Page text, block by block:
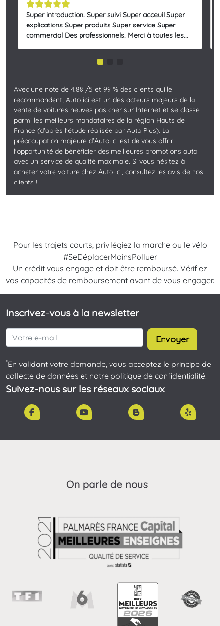
Super introduction. Super suivi Super acceuil Super
explications Super produits Super service Super
commercial Des professionnels. Merci à toutes les...
Avec une note de 4.88 /5 et 99 % des clients qui le
recommandent, Auto-ici est un des acteurs majeurs de la
vente de voitures neuves pas cher sur Internet et se classe
parmi les meilleurs mandataires de la région Hauts de
France (d'après l'étude réalisée par Auto Plus). La
préoccupation majeure d'Auto-ici est de vous offrir
l'opportunité de bénéficier des meilleures promotions auto
avec un service de qualité maximale. Si vous hésitez à
acheter votre voiture chez Auto-ici, consultez les avis de nos
clients !
Pour les trajets courts, privilégiez la marche ou le vélo
#SeDéplacerMoinsPolluer
Un crédit vous engage et doit être remboursé. Vérifiez
vos capacités de remboursement avant de vous engager.
Inscrivez-vous à la newsletter
Envoyer
*En validant votre demande, vous acceptez le principe de
collecte de données et notre politique de confidentialité.
Suivez-nous sur les réseaux sociaux